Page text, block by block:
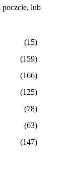
poczcie, lub
(15)
(159)
(166)
(125)
(78)
(63)
(147)